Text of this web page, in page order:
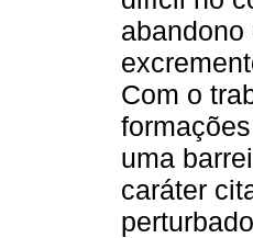
Com o
uma
caráter